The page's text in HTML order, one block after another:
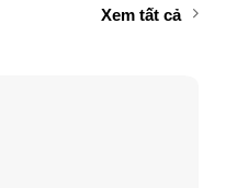
Xem tất cả